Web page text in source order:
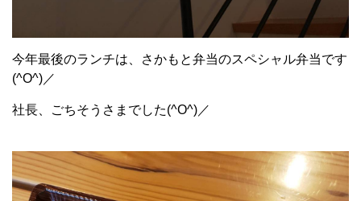
今年最後のランチは、さかもと弁当のスペシャル弁当です
(^O^)／
社長、ごちそうさまでした(^O^)／